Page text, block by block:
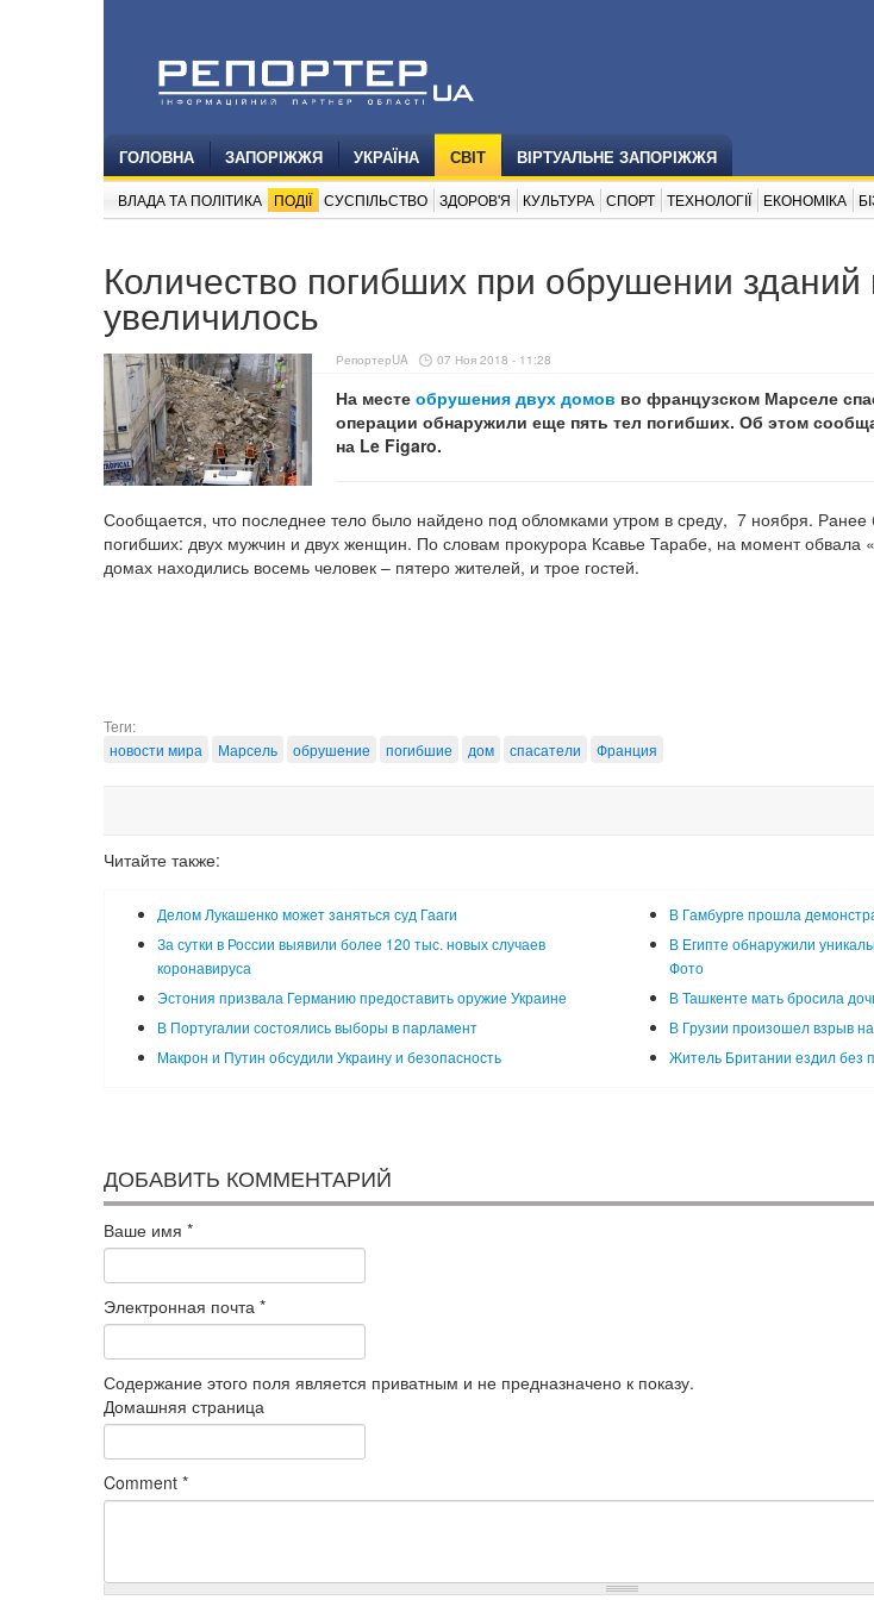
ГОЛОВНА ЗАПОРІЖЖЯ УКРАЇНА СВІТ ВІРТУАЛЬНЕ ЗАПОРІЖЖЯ
ВЛАДА ТА ПОЛІТИКА ПОДІЇ СУСПІЛЬСТВО ЗДОРОВ'Я КУЛЬТУРА СПОРТ ТЕХНОЛОГІЇ ЕКОНОМІКА
Количество погибших при обрушении
увеличилось
РепортерUA 07 Ноя 2018 - 11:28
На месте обрушения двух домов во французском Марселе
операции обнаружили еще пять тел погибших. Об этом
на Le Figaro.
Сообщается, что последнее тело было найдено под обломками утром в среду, 7 ноября.
погибших: двух мужчин и двух женщин. По словам прокурора Ксавье Тарабе, на момент обвала
домах находились восемь человек – пятеро жителей, и трое гостей.
Теги:
новости мира
Марсель обрушение погибшие дом спасатели Франция
Читайте также:
Делом Лукашенко может заняться суд Гааги
В Гамбурге прошла
За сутки в России выявили более 120 тыс. новых случаев
коронавируса
В Египте обнаружили
Фото
Эстония призвала Германию предоставить оружие Украине
В Ташкенте мать бросила
В Португалии состоялись выборы в парламент
В Грузии произошел взрыв
Макрон и Путин обсудили Украину и безопасность
Житель Британии ездил без
ДОБАВИТЬ КОММЕНТАРИЙ
Ваше имя *
Электронная почта *
Содержание этого поля является приватным и не предназначено к показу.
Домашняя страница
Comment *